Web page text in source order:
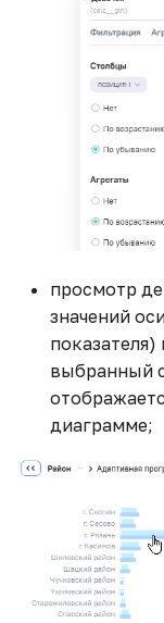
просмотр
значений
выбранный
диаграмме;